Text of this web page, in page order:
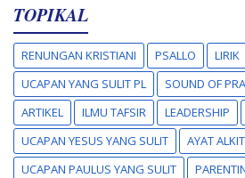
TOPIKAL
RENUNGAN KRISTIANI PSALLO
LIRIK
UCAPAN YANG SULIT PL
SOUND OF
ARTIKEL
ILMU TAFSIR LEADERSHIP
UCAPAN YESUS YANG SULIT
AYAT
UCAPAN PAULUS YANG SULIT